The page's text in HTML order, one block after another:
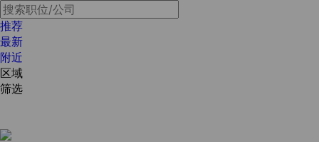
推荐
最新
附近
区域
筛选